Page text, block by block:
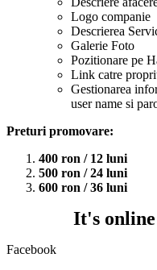
Logo companie
Descrierea
Galerie Foto
Pozitionare pe
Link catre
Gestionarea
user name si
Preturi promovare:
400 ron / 12 luni
500 ron / 24 luni
600 ron / 36 luni
It's
Facebook